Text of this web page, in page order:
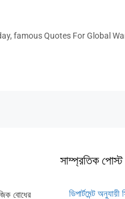
,famous Quotes For Global
বোধের
সাম্প্রতিক পোস্ট
ডিপার্টমেন্ট